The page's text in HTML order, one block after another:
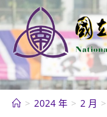
跳
轉
至
主
要
內
> 2024 年 > 2 月 >